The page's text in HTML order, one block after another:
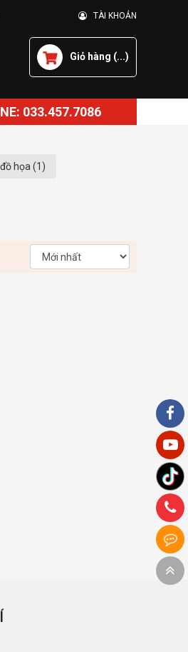
TÀI KHOẢN
Giỏ hàng (...)
033.457.7086
họa (1)